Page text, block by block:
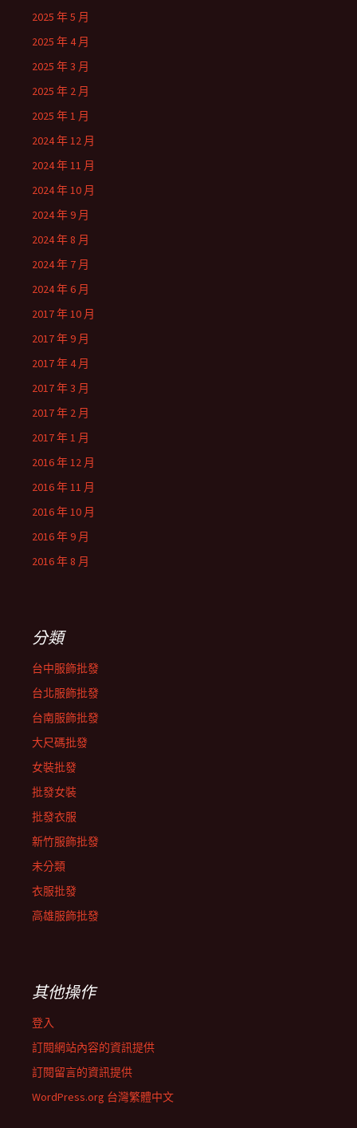
2025 年 5 月
2025 年 4 月
2025 年 3 月
2025 年 2 月
2025 年 1 月
2024 年 12 月
2024 年 11 月
2024 年 10 月
2024 年 9 月
2024 年 8 月
2024 年 7 月
2024 年 6 月
2017 年 10 月
2017 年 9 月
2017 年 4 月
2017 年 3 月
2017 年 2 月
2017 年 1 月
2016 年 12 月
2016 年 11 月
2016 年 10 月
2016 年 9 月
2016 年 8 月
分類
台中服飾批發
台北服飾批發
台南服飾批發
大尺碼批發
女裝批發
批發女裝
批發衣服
新竹服飾批發
未分類
衣服批發
高雄服飾批發
其他操作
登入
訂閱網站內容的資訊提供
訂閱留言的資訊提供
WordPress.org 台灣繁體中文